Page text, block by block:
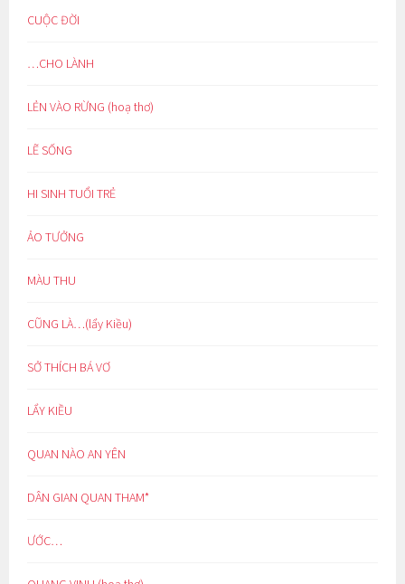
CUỘC ĐỜI
…CHO LÀNH
LẺN VÀO RỪNG (hoạ thơ)
LẼ SỐNG
HI SINH TUỔI TRẺ
ẢO TƯỞNG
MÀU THU
CŨNG LÀ…(lẩy Kiều)
SỞ THÍCH BÁ VƠ
LẨY KIỀU
QUAN NÀO AN YÊN
DÂN GIAN QUAN THAM*
ƯỚC…